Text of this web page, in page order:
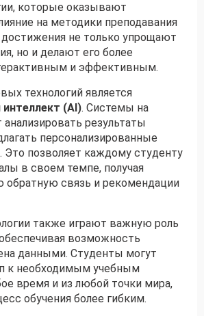
которые оказывают
на методики преподавания
достижения не только упрощают
но и делают его более
и эффективным.
технологий является
(AI). Системы на
результаты
персонализированные
Это позволяет каждому студенту
в своем темпе, получая
связь и рекомендации
также играют важную роль
возможность
данными. Студенты могут
к необходимым учебным
время и из любой точки мира,
обучения более гибким.